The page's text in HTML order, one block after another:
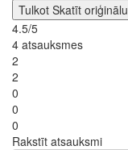
Tulkot Skatīt oriģinālu
4.5/5
4 atsauksmes
2
2
0
0
0
Rakstīt atsauksmi